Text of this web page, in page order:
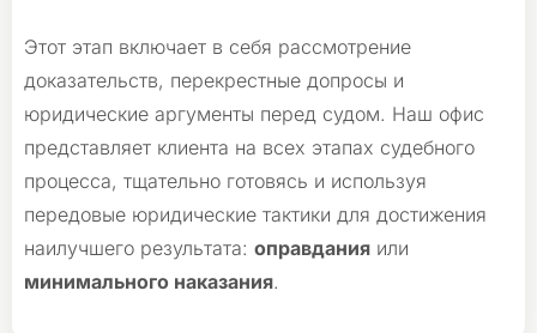
Этот этап включает в себя рассмотрение
доказательств, перекрестные допросы и
юридические аргументы перед судом. Наш офис
представляет клиента на всех этапах судебного
процесса, тщательно готовясь и используя
передовые юридические тактики для достижения
наилучшего результата: оправдания или
минимального наказания.